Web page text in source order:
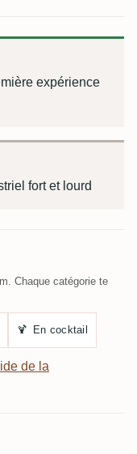
expérience
fort et lourd
Chaque catégorie te
🍹 En cocktail
de la